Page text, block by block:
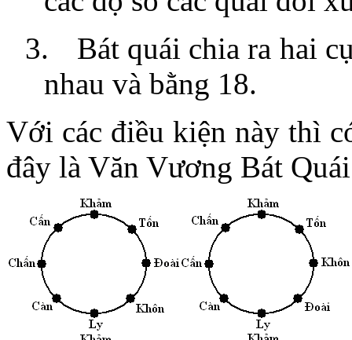
3.
Bát quái chia ra hai
nhau và bằng 18.
Với các điều kiện này thì
đây là Văn Vương Bát